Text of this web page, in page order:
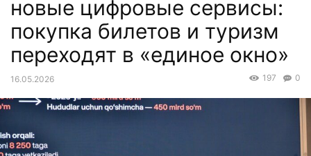
новые цифровые сервисы:
покупка билетов и туризм
переходят в «единое окно»
16.05.2026 0
197